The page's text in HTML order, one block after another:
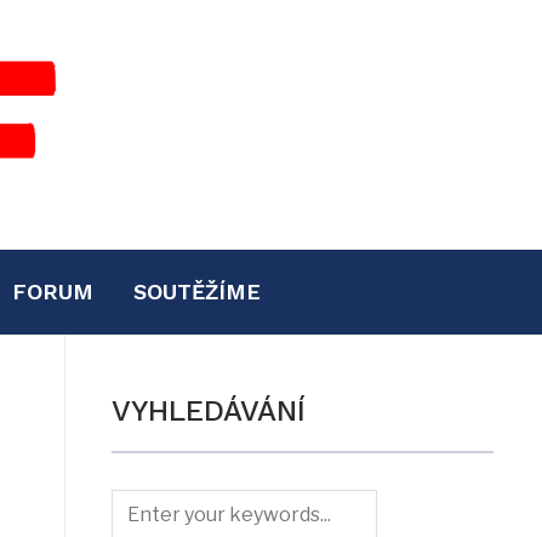
FORUM SOUTĚŽÍME
VYHLEDÁVÁNÍ